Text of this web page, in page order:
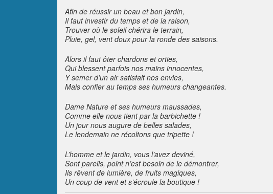
Afin de réussir un beau et bon jardin,
Il faut investir du temps et de la raison,
Trouver où le soleil chérira le terrain,
Pluie, gel, vent doux pour la ronde des saisons.
Alors il faut ôter chardons et orties,
Qui blessent parfois nos mains innocentes,
Y semer d’un air satisfait nos envies,
Mais confier au temps ses humeurs changeantes.
Dame Nature et ses humeurs maussades,
Comme elle nous tient par la barbichette !
Un jour nous augure de belles salades,
Le lendemain ne récoltons que tripette !
L’homme et le jardin, vous l’avez deviné,
Sont pareils, point n’est besoin de le démontrer,
Ils rêvent de lumière, de fruits magiques,
Un coup de vent et s’écroule la boutique !